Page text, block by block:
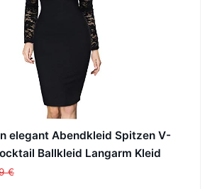
elegant Abendkleid Spitzen V-
Ballkleid Langarm Kleid
Gr.34-46 (EU 38 (M), Schwarz)
€